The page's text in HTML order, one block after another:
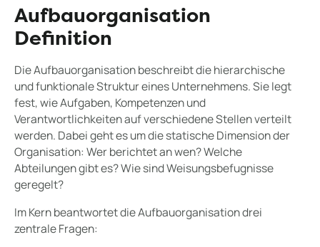
Aufbauorganisation
Definition
Die Aufbauorganisation beschreibt die hierarchische
und funktionale Struktur eines Unternehmens. Sie legt
fest, wie Aufgaben, Kompetenzen und
Verantwortlichkeiten auf verschiedene Stellen verteilt
werden. Dabei geht es um die statische Dimension der
Organisation: Wer berichtet an wen? Welche
Abteilungen gibt es? Wie sind Weisungsbefugnisse
geregelt?
Im Kern beantwortet die Aufbauorganisation drei
zentrale Fragen: